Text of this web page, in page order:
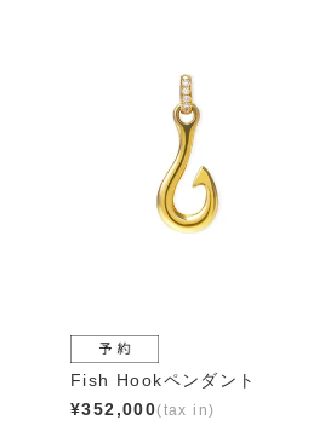
Fish Hookペンダント
¥352,000